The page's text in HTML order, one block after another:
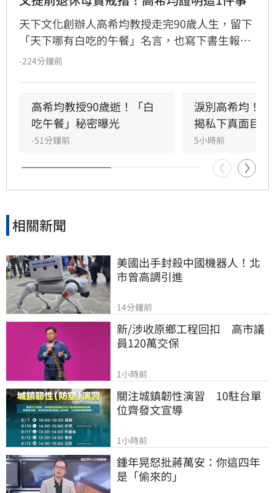
天下文化創辦人高希均教授走完90歲人生，留下
「天下哪有白吃的午餐」名言，也寫下書生報國
傳奇。13歲躲戰亂來台，一家七口擠在南港三坪
票」留學，改變一生。
-224分鐘前
高希均教授90歲逝！「白
吃午餐」秘密曝光
-51分鐘前
淚別高希均！
揭私下真面目
5小時前
相關新聞
美國出手封殺中國機器人！北
市曾高調引進
14分鐘前
新/涉收原鄉工程回扣　高市議
員120萬交保
1小時前
關注城鎮韌性演習　10駐台單
位齊發文宣導
1小時前
鍾年晃怒批蔣萬安：你這四年
是「偷來的」